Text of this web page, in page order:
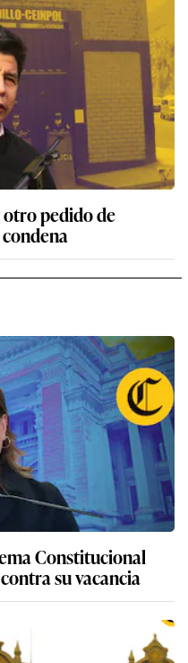
otro pedido de
de condena
Constitucional
su vacancia